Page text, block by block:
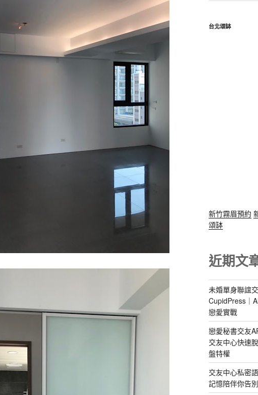
台北頌缽
新竹霧眉預約
頌缽
近期文
未婚單身聯誼
CupidPress｜
戀愛實戰
戀愛秘書交友
交友中心快速
盤特權
交友中心私密
記憶陪伴你告